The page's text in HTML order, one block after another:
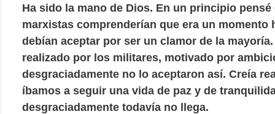
Ha sido la mano de Dios. En un principio pensé
marxistas comprenderían que era un momento
debían aceptar por ser un clamor de la
realizado por los militares, motivado por
desgraciadamente no lo aceptaron así. Creía
íbamos a seguir una vida de paz y de
desgraciadamente todavía no llega.